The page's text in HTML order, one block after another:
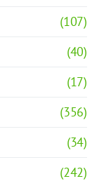
(107)
(40)
(17)
(356)
(34)
(242)